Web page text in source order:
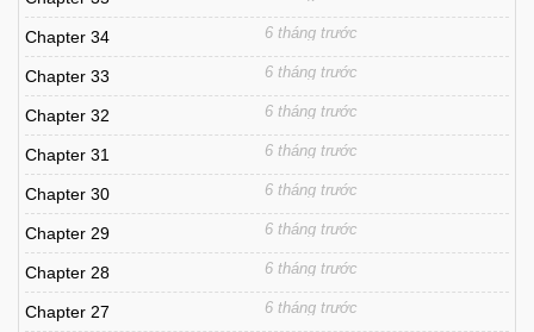
Chapter 34 6 tháng trước
Chapter 33 6 tháng trước
Chapter 32 6 tháng trước
Chapter 31 6 tháng trước
Chapter 30 6 tháng trước
Chapter 29 6 tháng trước
Chapter 28 6 tháng trước
Chapter 27 6 tháng trước